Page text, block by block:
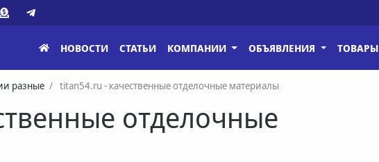
НОВОСТИ СТАТЬИ КОМПАНИИ ОБЪЯВЛЕНИЯ ТОВАРЫ
разные titan54.ru - качественные отделочные материалы
отделочные